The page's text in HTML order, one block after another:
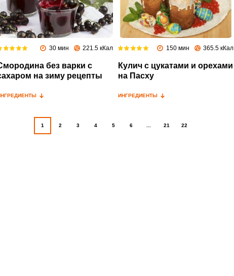
30 мин 221.5 кКал
без варки с
на зиму рецепты
150 мин 365.5 кКал
Кулич с цукатами и орехами
на Пасху
ИНГРЕДИЕНТЫ
1 2 3 4 5 6 21 22